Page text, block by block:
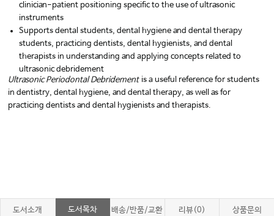
clinician-patient positioning specific to the use of ultrasonic
instruments
Supports dental students, dental hygiene and dental therapy
students, practicing dentists, dental hygienists, and dental
therapists in understanding and applying concepts related to
ultrasonic debridement
Ultrasonic Periodontal Debridementis a useful reference for students
in dentistry, dental hygiene, and dental therapy, as well as for
practicing dentists and dental hygienists and therapists.
도서소개 도서목차 배송/반품/교환 리뷰(0) 상품문의